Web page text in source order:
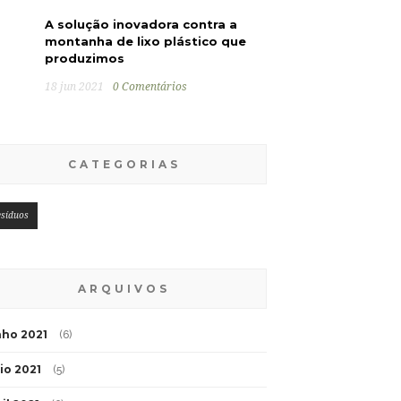
A solução inovadora contra a
montanha de lixo plástico que
produzimos
18 jun 2021 0 Comentários
CATEGORIAS
ARQUIVOS
2021 (6)
2021 (5)